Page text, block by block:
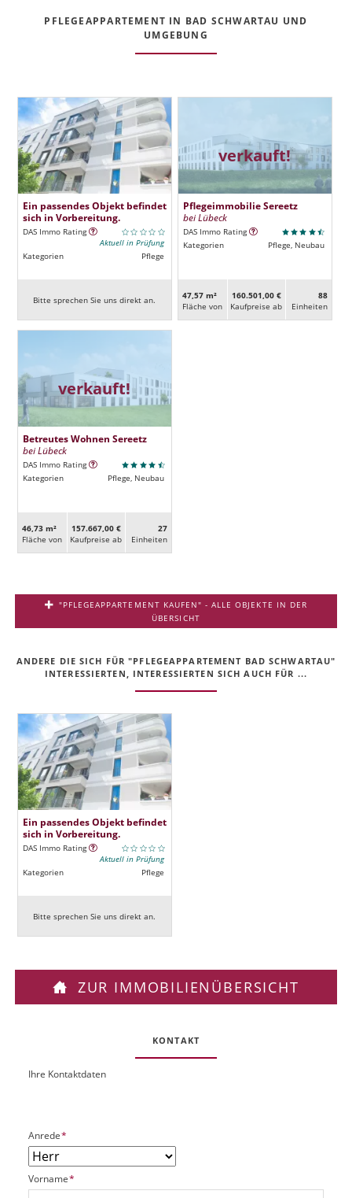
PFLEGEAPPARTEMENT IN BAD SCHWARTAU UND
UMGEBUNG
Ein passendes Objekt befindet
sich in Vorbereitung.
DAS Immo Rating
Aktuell in Prüfung
Kategorien
Pflege
Bitte sprechen Sie uns direkt an.
verkauft!
Pflegeimmobilie Sereetz
bei Lübeck
DAS Immo Rating
Kategorien
Pflege, Neubau
47,57 m²
Fläche von
160.501,00 €
Kaufpreise ab
88
Ein­heiten
verkauft!
Betreutes Wohnen Sereetz
bei Lübeck
DAS Immo Rating
Kategorien
Pflege, Neubau
46,73 m²
Fläche von
157.667,00 €
Kaufpreise ab
27
Ein­heiten
"PFLEGEAPPARTEMENT KAUFEN" - ALLE OBJEKTE IN DER
ÜBERSICHT
ANDERE DIE SICH FÜR "PFLEGEAPPARTEMENT BAD SCHWARTAU"
INTERESSIERTEN, INTERESSIERTEN SICH AUCH FÜR ...
Ein passendes Objekt befindet
sich in Vorbereitung.
DAS Immo Rating
Aktuell in Prüfung
Kategorien
Pflege
Bitte sprechen Sie uns direkt an.
ZUR IMMOBILIENÜBERSICHT
KONTAKT
O
k
P
UIhre Kontaktdaten
P
f
l
i
c
Anrede*
P
f
Vorname*